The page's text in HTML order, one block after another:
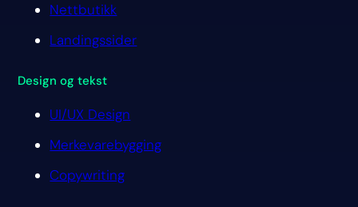
Nettbutikk
Landingssider
Design og tekst
UI/UX Design
Merkevarebygging
Copywriting